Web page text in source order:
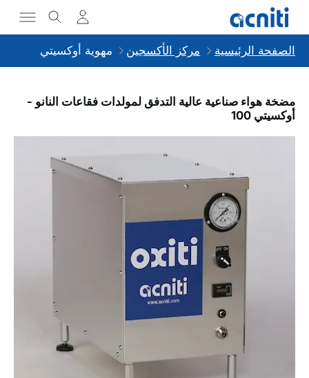
الصفحة الرئيسية مركز الأكسجين مهوية أوكسيتي
مضخة هواء صناعية عالية التدفق لمولدات فقاعات النانو -
أوكسيتي 100